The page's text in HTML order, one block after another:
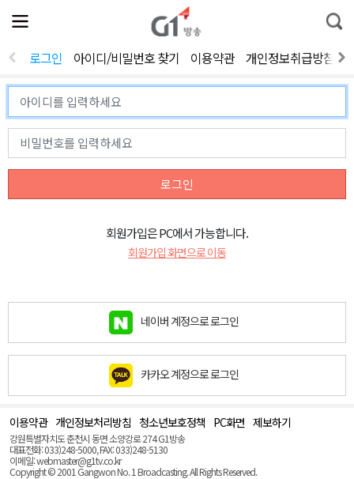
전
체
뉴
열
통
합
색
로그인 아이디/비밀번호 찾기 이용약관 개인정보취급방침
로그인
회원가입은 PC에서 가능합니다.
회원가입 화면으로 이동
네이버 계정으로 로그인
카카오 계정으로 로그인
이용약관 개인정보처리방침 청소년보호정책 PC화면 제보하기
강원특별자치도 춘천시 동면 소양강로 274 G1방송
대표전화: 033)248-5000, FAX: 033)248-5130
이메일: webmaster@g1tv.co.kr
Copyright © 2001 Gangwon No. 1 Broadcasting. All Rights Reserved.